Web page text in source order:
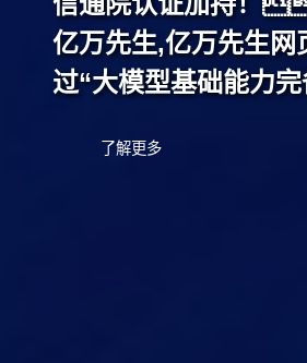
亿万先生,亿万先生网
过“大模型基础能力
了解更多